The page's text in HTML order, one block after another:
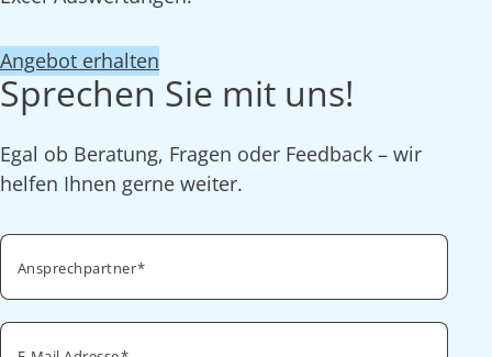
Angebot erhalten
Sprechen Sie mit uns!
Egal ob Beratung, Fragen oder Feedback – wir
helfen Ihnen gerne weiter.
Ansprechpartner